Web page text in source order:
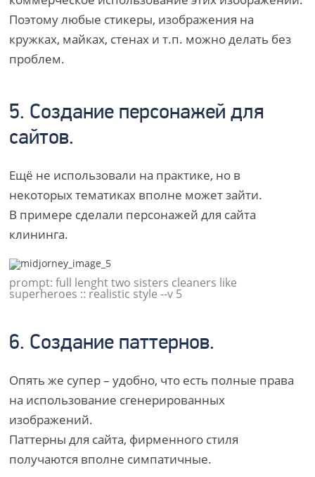
Поэтому любые стикеры, изображения на
кружках, майках, стенах и т.п. можно делать без
проблем.
5. Создание персонажей для
сайтов.
Ещё не использовали на практике, но в
некоторых тематиках вполне может зайти.
В примере сделали персонажей для сайта
клининга.
prompt: full lenght two sisters cleaners like
superheroes :: realistic style --v 5
6. Создание паттернов.
Опять же супер – удобно, что есть полные права
на использование сгенерированных
изображений.
Паттерны для сайта, фирменного стиля
получаются вполне симпатичные.